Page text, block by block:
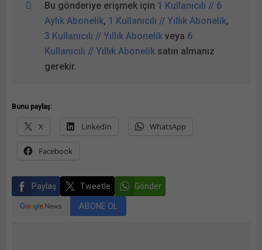
Bu gönderiye erişmek için 1 Kullanıcılı // 6
Aylık Abonelik, 1 Kullanıcılı // Yıllık Abonelik,
3 Kullanıcılı // Yıllık Abonelik veya 6
Kullanıcılı // Yıllık Abonelik satın almanız
gerekir.
Bunu paylaş:
X LinkedIn WhatsApp
Facebook
Paylaş Tweetle Gönder
ABONE OL